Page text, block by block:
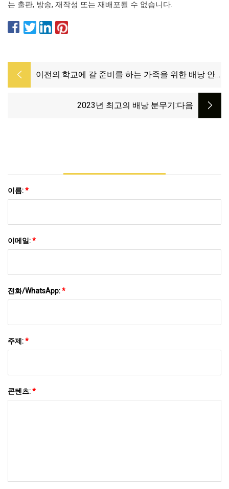
는 출판, 방송, 재작성 또는 재배포될 수 없습니다.
이전의:학교에 갈 준비를 하는 가족을 위한 배낭 안
2023년 최고의 배낭 분무기 :다음
이름:*
이메일:*
전화/WhatsApp:*
주제:*
콘텐츠:*